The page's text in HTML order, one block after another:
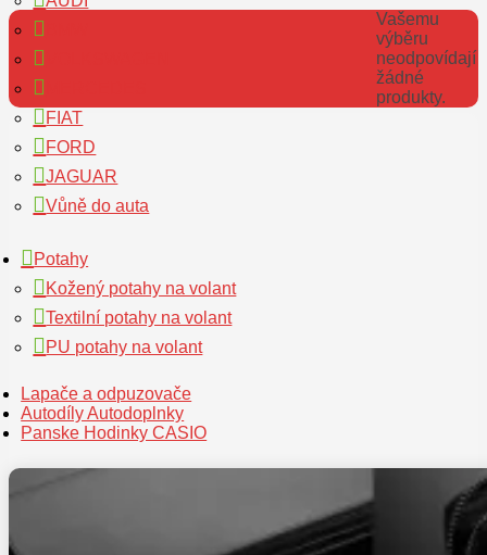
FIAT
FORD
JAGUAR
Vůně do auta
Potahy
Kožený potahy na volant
Textilní potahy na volant
PU potahy na volant
Lapače a odpuzovače
Autodíly Autodoplnky
Panske Hodinky CASIO
Vašemu
výběru
neodpovídají
žádné
produkty.